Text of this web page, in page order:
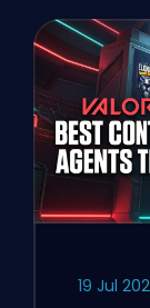
19 Jul